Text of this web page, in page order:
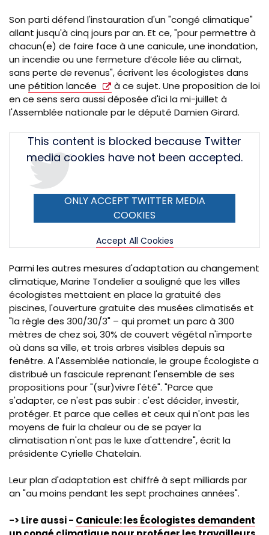
Son parti défend l'instauration d'un "congé climatique"
allant jusqu'à cinq jours par an. Et ce, "pour permettre à
chacun(e) de faire face à une canicule, une inondation,
un incendie ou une fermeture d’école liée au climat,
sans perte de revenus", écrivent les écologistes dans
une pétition lancée
à ce sujet. Une proposition de loi
en ce sens sera aussi déposée d'ici la mi-juillet à
l'Assemblée nationale par le député Damien Girard.
TweetThis content is blocked because Twitter
media cookies have not been accepted.
ONLY ACCEPT TWITTER MEDIA
COOKIES
Accept All Cookies
Parmi les autres mesures d'adaptation au changement
climatique, Marine Tondelier a souligné que les villes
écologistes mettaient en place la gratuité des
piscines, l'ouverture gratuite des musées climatisés et
"la règle des 300/30/3" – qui promet un parc à 300
mètres de chez soi, 30% de couvert végétal n'importe
où dans sa ville, et trois arbres visibles depuis sa
fenêtre. A l'Assemblée nationale, le groupe Écologiste a
distribué un fascicule reprenant l'ensemble de ses
propositions pour "(sur)vivre l'été". "Parce que
s'adapter, ce n'est pas subir : c'est décider, investir,
protéger. Et parce que celles et ceux qui n'ont pas les
moyens de fuir la chaleur ou de se payer la
climatisation n'ont pas le luxe d'attendre", écrit la
présidente Cyrielle Chatelain.
Leur plan d'adaptation est chiffré à sept milliards par
an "au moins pendant les sept prochaines années".
-> Lire aussi - Canicule: les Écologistes demandent